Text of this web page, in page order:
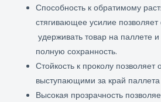
Способность к обратимому
стягивающее усилие позволяет
удерживать товар на паллете
полную сохранность.
Стойкость к проколу позволяет
выступающими за край паллета
Высокая прозрачность